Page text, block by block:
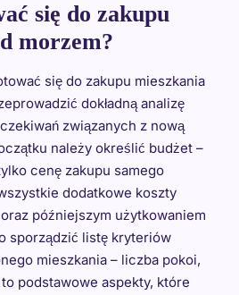
się do zakupu
morzem?
się do zakupu mieszkania
dokładną analizę
związanych z nową
należy określić budżet –
cenę zakupu samego
dodatkowe koszty
późniejszym użytkowaniem
sporządzić listę kryteriów
mieszkania – liczba pokoi,
podstawowe aspekty, które